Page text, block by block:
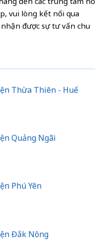
vui lòng kết nối qua
được sự tư vấn chu
Thừa Thiên - Huế
Quảng Ngãi
Phú Yên
Đắk Nông